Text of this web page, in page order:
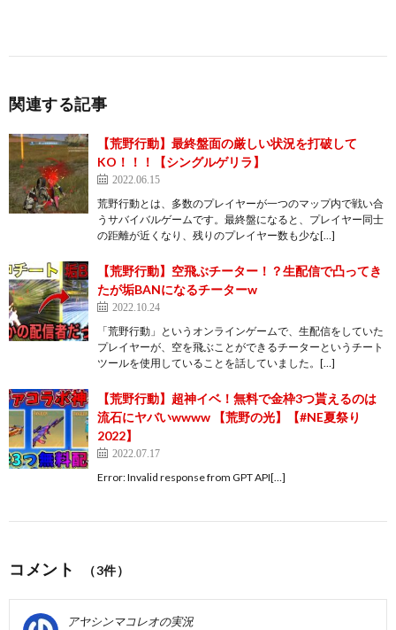
関連する記事
【荒野行動】最終盤面の厳しい状況を打破して
KO！！！【シングルゲリラ】
2022.06.15
荒野行動とは、多数のプレイヤーが一つのマップ内で戦い合
うサバイバルゲームです。最終盤になると、プレイヤー同士
の距離が近くなり、残りのプレイヤー数も少な[…]
【荒野行動】空飛ぶチーター！？生配信で凸ってき
たが垢BANになるチーターw
2022.10.24
「荒野行動」というオンラインゲームで、生配信をしていた
プレイヤーが、空を飛ぶことができるチーターというチート
ツールを使用していることを話していました。[…]
【荒野行動】超神イベ！無料で金枠3つ貰えるのは
流石にヤバいwwww 【荒野の光】【#NE夏祭り
2022】
2022.07.17
Error: Invalid response from GPT API[…]
コメント （3件）
アヤシンマコレオの実況